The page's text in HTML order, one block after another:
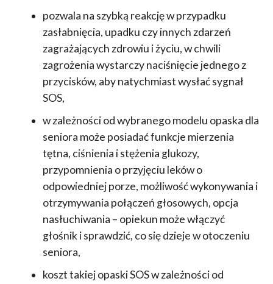
pozwala na szybką reakcję w przypadku
zasłabnięcia, upadku czy innych zdarzeń
zagrażających zdrowiu i życiu, w chwili
zagrożenia wystarczy naciśnięcie jednego z
przycisków, aby natychmiast wysłać sygnał
SOS,
w zależności od wybranego modelu opaska dla
seniora może posiadać funkcje mierzenia
tętna, ciśnienia i stężenia glukozy,
przypomnienia o przyjęciu leków o
odpowiedniej porze, możliwość wykonywania i
otrzymywania połączeń głosowych, opcja
nasłuchiwania – opiekun może włączyć
głośnik i sprawdzić, co się dzieje w otoczeniu
seniora,
koszt takiej opaski SOS w zależności od